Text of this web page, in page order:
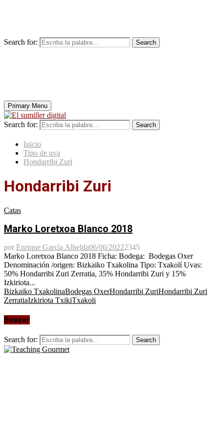
Search for: Search
Primary Menu
Search for: Search
Inicio
Tipo de uva
Hondarribi Zuri
Hondarribi Zuri
Catas
Marko Loretxoa Blanco 2018
por Enrique García Albelda06/06/20222345
Marko Loretxoa Blanco 2018 Ficha: Bodega: Bodegas Oxer
Denominación /origen: Bizkaiko Txakolina Tipo: Txakolí Uvas:
50% Hondarribi Zuri Zerratia, 35% Hondarribi Zuri y 15%
Izkiriota...
Bizkaiko TxakolinaBodegas OxerHondarribi ZuriHondarribi Zuri
ZerratiaIzkiriota TxikiTxakoli
Buscar
Search for: Search